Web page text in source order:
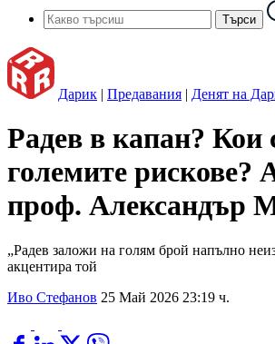
Дарик | Предавания | Денят на
Радев в капан? Кои
големите рискове?
проф. Александър
„Радев заложи на голям брой напълно
акцентира той
Иво Стефанов 25 Май 2026 23:19 ч.